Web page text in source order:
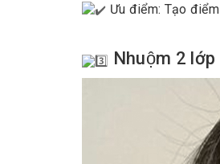
Ưu điểm: Tạo
Nhuộm 2